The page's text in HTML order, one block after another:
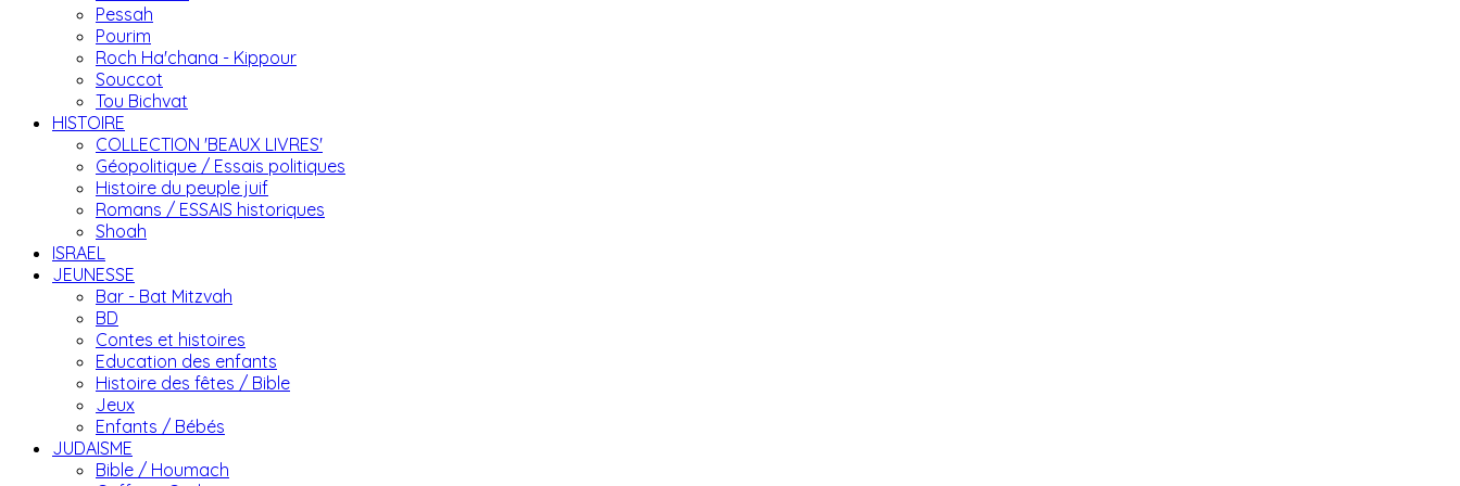
Pessah
Pourim
Roch Ha'chana - Kippour
Souccot
Tou Bichvat
HISTOIRE
COLLECTION 'BEAUX LIVRES'
Géopolitique / Essais politiques
Histoire du peuple juif
Romans / ESSAIS historiques
Shoah
ISRAEL
JEUNESSE
Bar - Bat Mitzvah
BD
Contes et histoires
Education des enfants
Histoire des fêtes / Bible
Jeux
Enfants / Bébés
JUDAISME
Bible / Houmach